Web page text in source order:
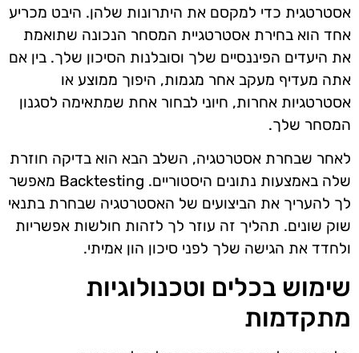
אסטרטגית כדי למקסם את היתרונות שלהן. היבט מכריע
אחד הוא בחירת אסטרטגיית המסחר הנכונה שתואמת
את היעדים הפיננסיים שלך וסובלנות הסיכון שלך. בין אם
אתה מעדיף מעקב אחר מגמות, היפוך ממוצע או
אסטרטגיות אחרות, חיוני לבחור אחת שמתאימה לסגנון
המסחר שלך.
לאחר שבחרת אסטרטגיה, השלב הבא הוא בדיקה חוזרת
שלה באמצעות נתונים היסטוריים. Backtesting מאפשר
לך להעריך את הביצועים של האסטרטגיה שבחרת בתנאי
שוק שונים. תהליך זה עוזר לך לזהות חולשות אפשריות
ולחדד את הגישה שלך לפני סיכון הון אמיתי.
שימוש בכלים וטכנולוגיות
מתקדמות